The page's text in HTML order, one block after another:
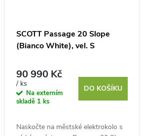
SCOTT Passage 20 Slope
(Bianco White), vel. S
90 990 Kč
/ ks
Na externím
skladě 1 ks
DO KOŠÍKU
Naskočte na městské elektrokolo s